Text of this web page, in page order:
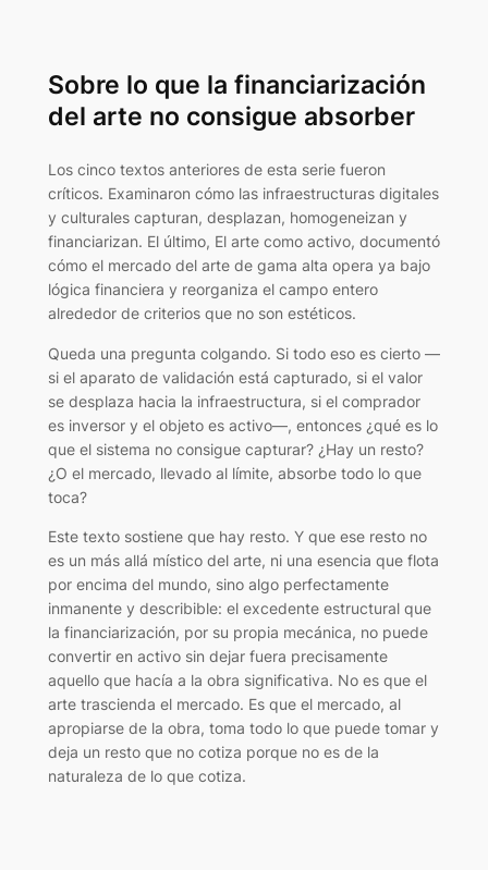
Sobre lo que la financiarización
del arte no consigue absorber
Los cinco textos anteriores de esta serie fueron
críticos. Examinaron cómo las infraestructuras digitales
y culturales capturan, desplazan, homogeneizan y
financiarizan. El último, El arte como activo, documentó
cómo el mercado del arte de gama alta opera ya bajo
lógica financiera y reorganiza el campo entero
alrededor de criterios que no son estéticos.
Queda una pregunta colgando. Si todo eso es cierto —
si el aparato de validación está capturado, si el valor
se desplaza hacia la infraestructura, si el comprador
es inversor y el objeto es activo—, entonces ¿qué es lo
que el sistema no consigue capturar? ¿Hay un resto?
¿O el mercado, llevado al límite, absorbe todo lo que
toca?
Este texto sostiene que hay resto. Y que ese resto no
es un más allá místico del arte, ni una esencia que flota
por encima del mundo, sino algo perfectamente
inmanente y describible: el excedente estructural que
la financiarización, por su propia mecánica, no puede
convertir en activo sin dejar fuera precisamente
aquello que hacía a la obra significativa. No es que el
arte trascienda el mercado. Es que el mercado, al
apropiarse de la obra, toma todo lo que puede tomar y
deja un resto que no cotiza porque no es de la
naturaleza de lo que cotiza.